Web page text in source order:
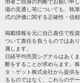
投資カレンダー
格付け情報
サイトマップ
過去データ
用者ご自身の判断でお願い申
場の見通し等についても、執
式の評価に関する正確性・信
掲載情報を元に自己責任で投
ついて責任を負うものではあ
属します。
日経平均売買シグナルはあく
断をすることが求めらます。
タ・ゲット株式会社から提供
るものではなく、これらのデ